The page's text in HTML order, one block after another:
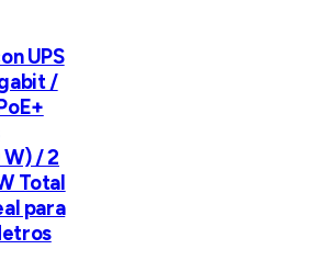
UPS
/
/ 2
Total
para